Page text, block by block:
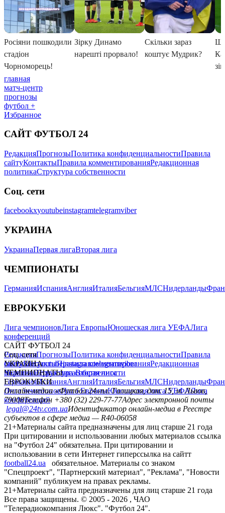
главная
матч-центр
прогнозы
футбол +
Избранное
САЙТ ФУТБОЛ 24
РедакцияПрогнозыПолитика конфиденциальностиПравила
сайтуКонтактыПравила комментированияРедакционная
политикаСтруктура собственности
Соц. сети
facebookxyoutubeinstagramtelegramviber
УКРАИНА
УкраинаПервая лигаВторая лига
ЧЕМПИОНАТЫ
ГерманияИспанияАнглияИталияБельгияМЛСНидерланды
ЕВРОКУБКИ
Лига чемпионовЛига ЕвропыЮношеская лига УЕФАЛига
конференций
САЙТ ФУТБОЛ 24
РедакцияПрогнозыПолитика конфиденциальностиПравила
сайтуКонтактыПравила комментированияРедакционная
политикаСтруктура собственности
Соц. сети
facebookxyoutubeinstagramtelegramviber
УКРАИНА
УкраинаПервая лигаВторая лига
ЧЕМПИОНАТЫ
ГерманияИспанияАнглияИталияБельгияМЛСНидерланды
ЕВРОКУБКИ
Лига чемпионовЛига ЕвропыЮношеская лига УЕФАЛига
конференций
Онлайн-медиа «Футбол 24»пл. Галицкая, дом. 15, м. Львов,
79008Телефон +380 (32) 229-77-77Адрес электронной почты
legal@24tv.com.uaИдентификатор онлайн-медиа в Реестре
субъектов в сфере медиа — R40-06058
21+Материалы сайта предназначены для лиц старше 21 года
При цитировании и использовании любых материалов ссылка
на "Футбол 24" обязательна. При цитировании и
использовании в сети Интернет гиперссылка на сайтт
football24.ua
обязательное. Материалы со знаком
"Спецпроект", "Партнерский материал", "Реклама", "Новости
компаний" публикуем на правах рекламы.
21+Материалы сайта предназначены для лиц старше 21 года
Все права защищены. © 2005 - 2026 , ЧАО
"Телерадиокомпания Люкс". "Футбол 24".